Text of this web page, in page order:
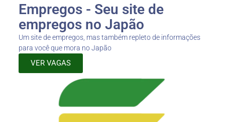
Empregos - Seu site de
empregos no Japão
Um site de empregos, mas também repleto de informações
para você que mora no Japão
VER VAGAS